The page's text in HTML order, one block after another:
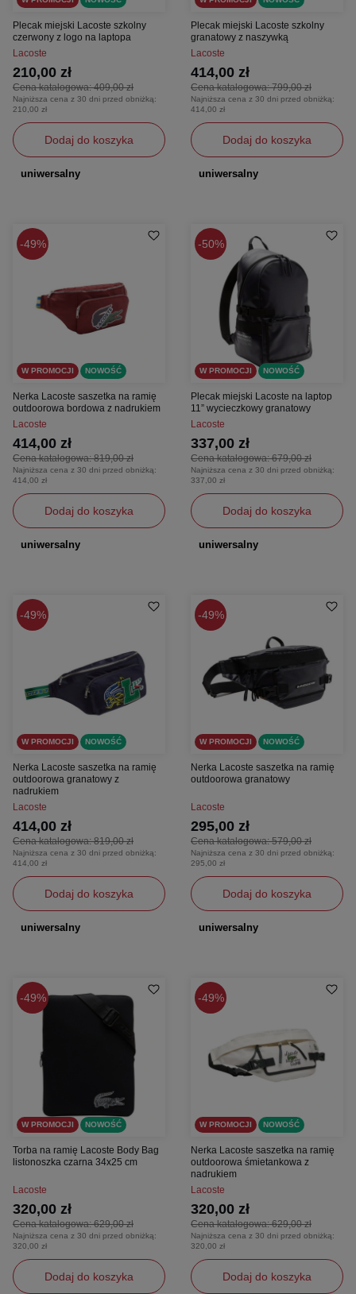
Plecak miejski Lacoste szkolny
czerwony z logo na laptopa
Lacoste
Cena katalogowa:409,00 zł
210,00 zł
Najniższa cena z 30 dni przed obniżką:
210,00 zł
Dodaj do koszyka
uniwersalny
Plecak miejski Lacoste szkolny
granatowy z naszywką
Lacoste
Cena katalogowa:799,00 zł
414,00 zł
Najniższa cena z 30 dni przed obniżką:
414,00 zł
Dodaj do koszyka
uniwersalny
49%
W PROMOCJI NOWOŚĆ
Nerka Lacoste saszetka na ramię
outdoorowa bordowa z nadrukiem
Lacoste
Cena katalogowa:819,00 zł
414,00 zł
Najniższa cena z 30 dni przed obniżką:
414,00 zł
Dodaj do koszyka
uniwersalny
50%
W PROMOCJI NOWOŚĆ
Plecak miejski Lacoste na laptop
11” wycieczkowy granatowy
Lacoste
Cena katalogowa:679,00 zł
337,00 zł
Najniższa cena z 30 dni przed obniżką:
337,00 zł
Dodaj do koszyka
uniwersalny
49%
W PROMOCJI NOWOŚĆ
Nerka Lacoste saszetka na ramię
outdoorowa granatowy z
nadrukiem
Lacoste
Cena katalogowa:819,00 zł
414,00 zł
Najniższa cena z 30 dni przed obniżką:
414,00 zł
Dodaj do koszyka
uniwersalny
49%
W PROMOCJI NOWOŚĆ
Nerka Lacoste saszetka na ramię
outdoorowa granatowy
Lacoste
Cena katalogowa:579,00 zł
295,00 zł
Najniższa cena z 30 dni przed obniżką:
295,00 zł
Dodaj do koszyka
uniwersalny
49%
W PROMOCJI NOWOŚĆ
Torba na ramię Lacoste Body Bag
listonoszka czarna 34x25 cm
Lacoste
Cena katalogowa:629,00 zł
320,00 zł
Najniższa cena z 30 dni przed obniżką:
320,00 zł
Dodaj do koszyka
49%
W PROMOCJI NOWOŚĆ
Nerka Lacoste saszetka na ramię
outdoorowa śmietankowa z
nadrukiem
Lacoste
Cena katalogowa:629,00 zł
320,00 zł
Najniższa cena z 30 dni przed obniżką:
320,00 zł
Dodaj do koszyka